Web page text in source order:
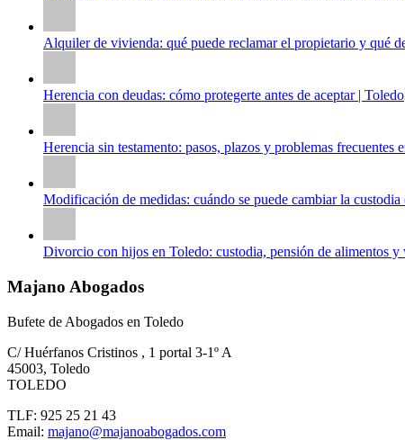
Alquiler de vivienda: qué puede reclamar el propietario y qué
Herencia con deudas: cómo protegerte antes de aceptar | Toledo
Herencia sin testamento: pasos, plazos y problemas frecuentes
Modificación de medidas: cuándo se puede cambiar la
Divorcio con hijos en Toledo: custodia, pensión de alimentos
Majano Abogados
Bufete de Abogados en Toledo
C/ Huérfanos Cristinos , 1 portal 3-1º A
45003, Toledo
TOLEDO
TLF: 925 25 21 43
Email: majano@majanoabogados.com